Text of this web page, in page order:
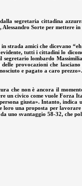
segretaria cittadina
Alessandro Sorte per
amici che dicevano
tutti i cittadini lo
lombardo
provocazioni che
e pagato a caro prezzo».
che non è ancora il
un civico come vuole
giusta». Intanto,
loro una proposta per
uno svantaggio 58-32, che